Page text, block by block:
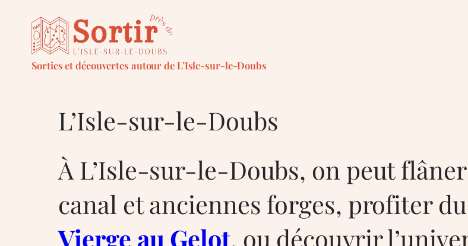
contenu
Sorties et découvertes autour de L’Isle-sur-le-Doubs
L’Isle-sur-le-Doubs
À L’Isle-sur-le-Doubs, on peut
canal et anciennes forges, profiter
Vierge au Gelot, ou découvrir